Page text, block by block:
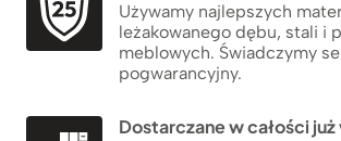
Używamy najlepszych
leżakowanego dębu, stali i
meblowych. Świadczymy
pogwarancyjny.
Dostarczane w całości już